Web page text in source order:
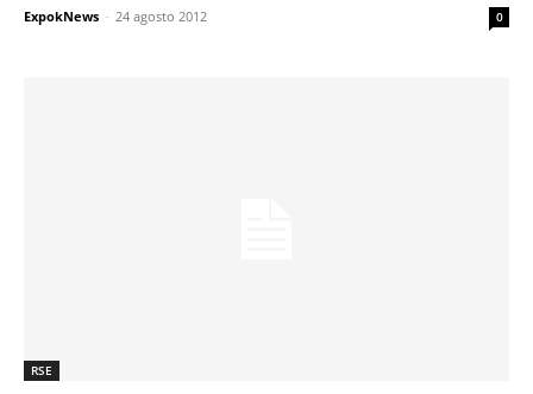
ExpokNews - 24 agosto 2012 0
RSE